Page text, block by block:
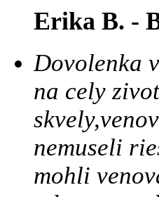
Erika B. -
Dovolenka
na cely
nemuseli
mohli